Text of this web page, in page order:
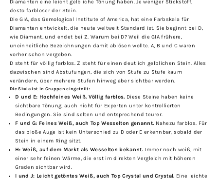
Diamanten eine leicht gelbliche Tönung haben. Je weniger Stickstoff,
desto farbloser der Stein.
Die GIA, das Gemological Institute of America, hat eine Farbskala für
Diamanten entwickelt, die heute weltweit Standard ist. Sie beginnt bei D,
wie Diamant, und endet bei Z. Warum bei D? Weil die GIA frühere,
uneinheitliche Bezeichnungen damit ablösen wollte. A, B und C waren
vorher schon vergeben.
D steht für völlig farblos. Z steht für einen deutlich gelblichen Stein. Alles
dazwischen sind Abstufungen, die sich von Stufe zu Stufe kaum
verändern, über mehrere Stufen hinweg aber sichtbar werden.
Die Skala ist in Gruppen eingeteilt:
D und E: Hochfeines Weiß. Völlig farblos. Diese Steine haben keine
sichtbare Tönung, auch nicht für Experten unter kontrollierten
Bedingungen. Sie sind selten und entsprechend teurer.
F und G: Feines Weiß, auch Top Wesselton genannt. Nahezu farblos. Für
das bloße Auge ist kein Unterschied zu D oder E erkennbar, sobald der
Stein in einem Ring sitzt.
H: Weiß, auf dem Markt als Wesselton bekannt.Immer noch weiß, mit
einer sehr feinen Wärme, die erst im direkten Vergleich mit höheren
Graden sichtbar wird.
I und J: Leicht getöntes Weiß, auch Top Crystal und Crystal. Eine leichte